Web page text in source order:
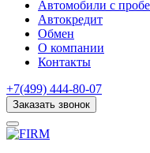
Автомобили с
Автокредит
Обмен
О компании
Контакты
+7(499) 444-80-07
Заказать звонок